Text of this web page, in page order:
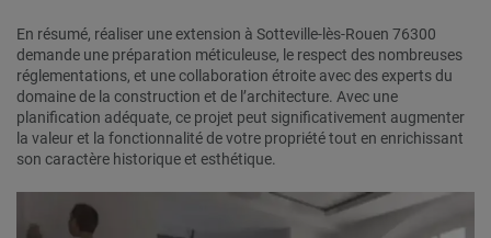
En résumé, réaliser une extension à Sotteville-lès-Rouen 76300
demande une préparation méticuleuse, le respect des nombreuses
réglementations, et une collaboration étroite avec des experts du
domaine de la construction et de l’architecture. Avec une
planification adéquate, ce projet peut significativement augmenter
la valeur et la fonctionnalité de votre propriété tout en enrichissant
son caractère historique et esthétique.